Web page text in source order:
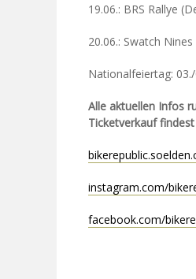
19.06.: BRS Rallye
20.06.: Swatch
Nationalfeiertag:
Alle aktuellen Infos
Ticketverkauf
instagram.com/
facebook.com/